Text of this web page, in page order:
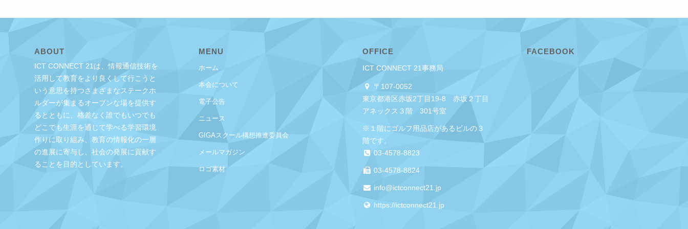
ABOUT
ICT CONNECT 21は、情報通信技術を
活用して教育をより良くして行こうと
いう意思を持つさまざまなステークホ
ルダーが集まるオープンな場を提供す
るとともに、格差なく誰でもいつでも
どこでも生涯を通じて学べる学習環境
作りに取り組み、教育の情報化の一層
の進展に寄与し、社会の発展に貢献す
ることを目的としています。
MENU
ホーム
本会について
電子公告
ニュース
GIGAスクール構想推進委員会
メールマガジン
ロゴ素材
OFFICE
ICT CONNECT 21事務局
〒107-0052
東京都港区赤坂2丁目19-8 赤坂２丁目
アネックス３階 301号室
※１階にゴルフ用品店があるビルの３
階です。
03-4578-8823
03-4578-8824
info@ictconnect21.jp
https://ictconnect21.jp
FACEBOOK